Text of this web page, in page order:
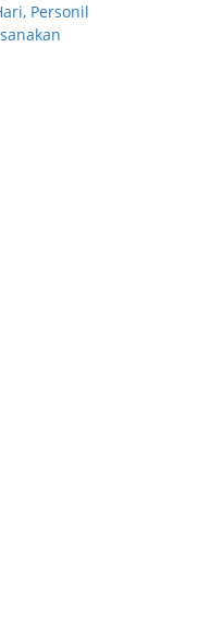
Personil